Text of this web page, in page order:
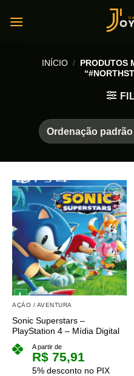
INÍCIO / PRODUTOS
AÇÃO / AVENTURA
Sonic Superstars –
PlayStation 4 – Mídia Digital
A partir de
R$ 75,91
5% desconto no PIX